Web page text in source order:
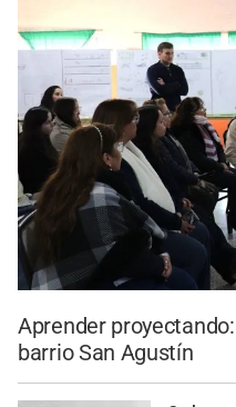
Aprender
barrio San Agustín